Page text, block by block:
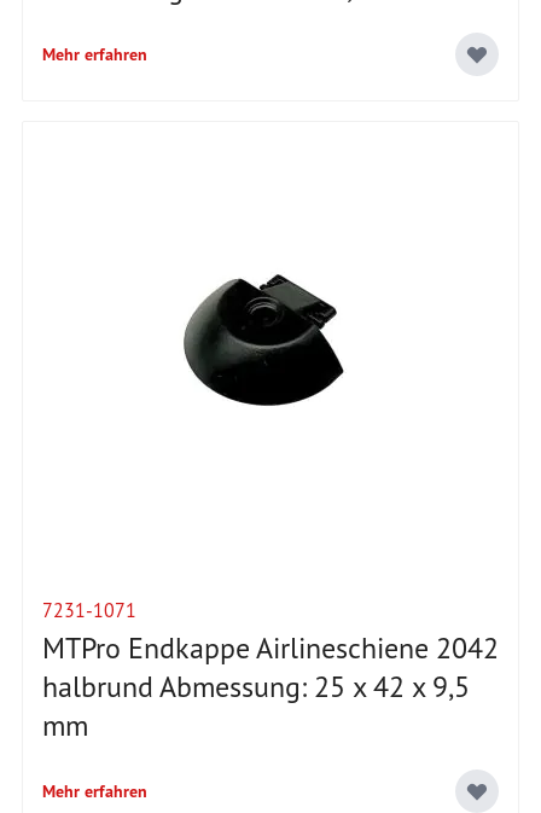
Mehr erfahren
7231-1071
MTPro Endkappe Airlineschiene 2042
halbrund Abmessung: 25 x 42 x 9,5
mm
Mehr erfahren